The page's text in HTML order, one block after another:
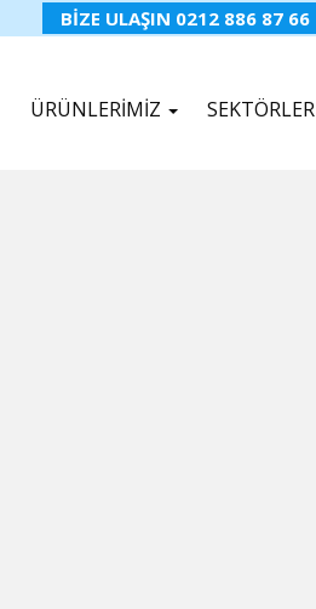
BİZE ULAŞIN 0212 886 87 66
ÜRÜNLERİMİZ SEKTÖRLER